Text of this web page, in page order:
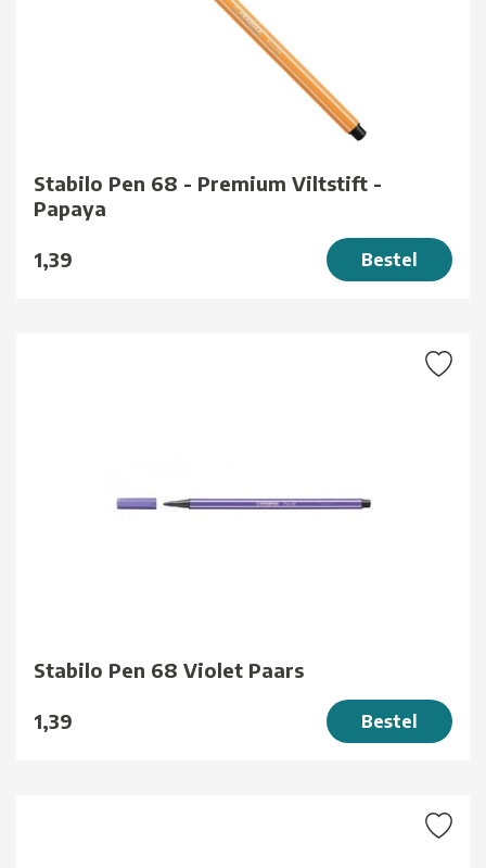
Stabilo Pen 68 - Premium Viltstift -
Papaya
1,39 Bestel
Stabilo Pen 68 Violet Paars
1,39 Bestel